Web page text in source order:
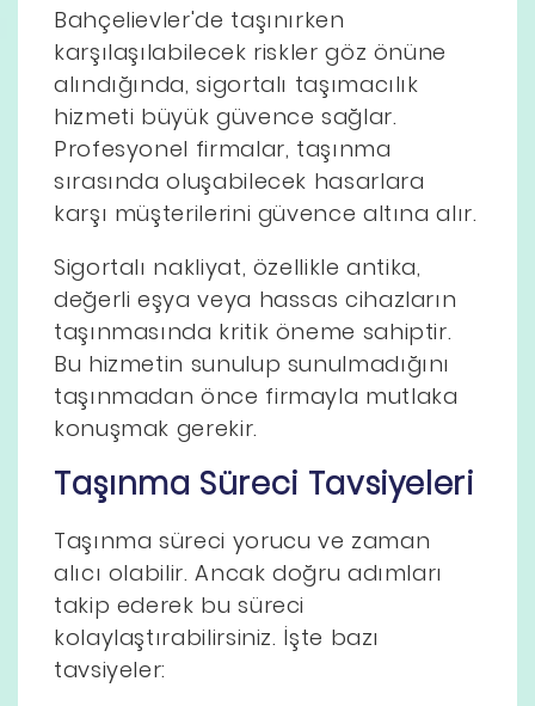
Bahçelievler'de taşınırken
karşılaşılabilecek riskler göz önüne
alındığında, sigortalı taşımacılık
hizmeti büyük güvence sağlar.
Profesyonel firmalar, taşınma
sırasında oluşabilecek hasarlara
karşı müşterilerini güvence altına alır.
Sigortalı nakliyat, özellikle antika,
değerli eşya veya hassas cihazların
taşınmasında kritik öneme sahiptir.
Bu hizmetin sunulup sunulmadığını
taşınmadan önce firmayla mutlaka
konuşmak gerekir.
Taşınma Süreci Tavsiyeleri
Taşınma süreci yorucu ve zaman
alıcı olabilir. Ancak doğru adımları
takip ederek bu süreci
kolaylaştırabilirsiniz. İşte bazı
tavsiyeler: